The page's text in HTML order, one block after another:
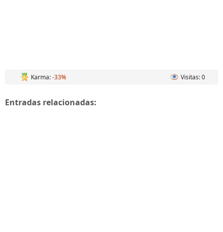
Karma:-33% Visitas: 0
Entradas relacionadas: